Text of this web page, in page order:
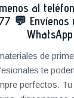
al
💬
WhatsApp
de
te
perfectos.